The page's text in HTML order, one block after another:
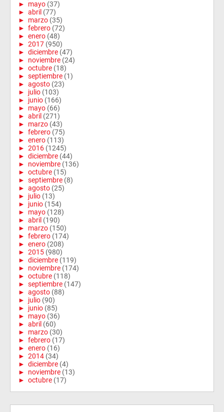
► mayo (37)
► abril (77)
► marzo (35)
► febrero (72)
► enero (48)
► 2017 (950)
► diciembre (47)
► noviembre (24)
► octubre (18)
► septiembre (1)
► agosto (23)
► julio (103)
► junio (166)
► mayo (66)
► abril (271)
► marzo (43)
► febrero (75)
► enero (113)
► 2016 (1245)
► diciembre (44)
► noviembre (136)
► octubre (15)
► septiembre (8)
► agosto (25)
► julio (13)
► junio (154)
► mayo (128)
► abril (190)
► marzo (150)
► febrero (174)
► enero (208)
► 2015 (980)
► diciembre (119)
► noviembre (174)
► octubre (118)
► septiembre (147)
► agosto (88)
► julio (90)
► junio (85)
► mayo (36)
► abril (60)
► marzo (30)
► febrero (17)
► enero (16)
► 2014 (34)
► diciembre (4)
► noviembre (13)
► octubre (17)